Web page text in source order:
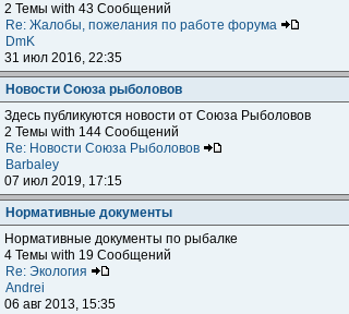
2 Темы with 43 Сообщений
Re: Жалобы, пожелания по работе форума
DmK
31 июл 2016, 22:35
Новости Союза рыболовов
Здесь публикуются новости от Союза Рыболовов
2 Темы with 144 Сообщений
Re: Новости Союза Рыболовов
Barbaley
07 июл 2019, 17:15
Нормативные документы
Нормативные документы по рыбалке
4 Темы with 19 Сообщений
Re: Экология
Andrei
06 авг 2013, 15:35